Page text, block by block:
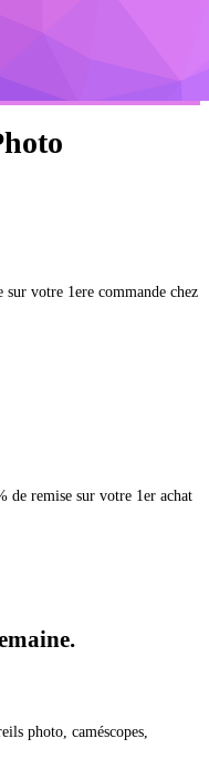
votre 1ere commande chez
de remise sur votre 1er achat
photo, caméscopes,